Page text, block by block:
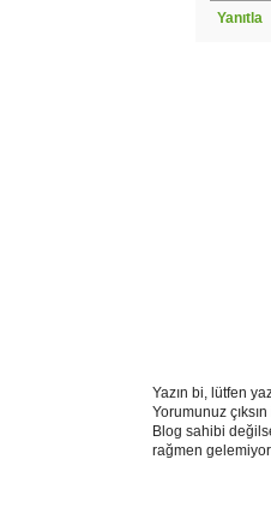
Yanıtla
Yazın bi, lütfen
Yorumunuz
Blog sahibi
rağmen gelemiyor